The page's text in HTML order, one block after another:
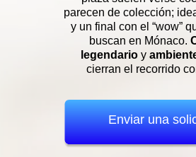
parecen de colección;
y un final con el “wow”
buscan en Mónaco.
legendarioy
cierran el recorrido
Enviar una